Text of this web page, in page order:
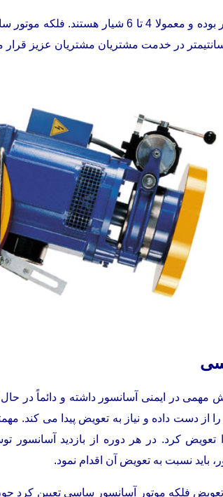
مهمی در ایمنی آسانسور داشته و دائماً در
را از دست داده و نیاز به تعویض پیدا می
را تعویض کرد. در هر دوره از بازدید
باید نسبت به تعویض آن اقدام نمود.
فلکه موتور آسانسور ساسی تعیین کرد